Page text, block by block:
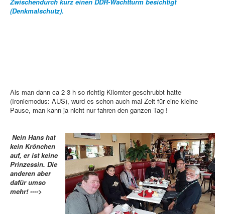
(Denkmalschutz).
Als man dann ca 2-3 h so richtig Kilomter geschrubbt hatte
(Ironiemodus: AUS), wurd es schon auch mal Zeit für eine kleine
Pause, man kann ja nicht nur fahren den ganzen Tag !
Nein Hans hat
kein Krönchen
auf, er ist keine
Prinzessin. Die
anderen aber
dafür umso
mehr! ---->